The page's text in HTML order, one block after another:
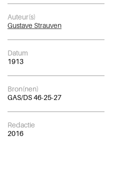
Auteur(s)
Gustave Strauven
Datum
1913
Bron(nen)
GAS/DS 46-25-27
Redactie
2016